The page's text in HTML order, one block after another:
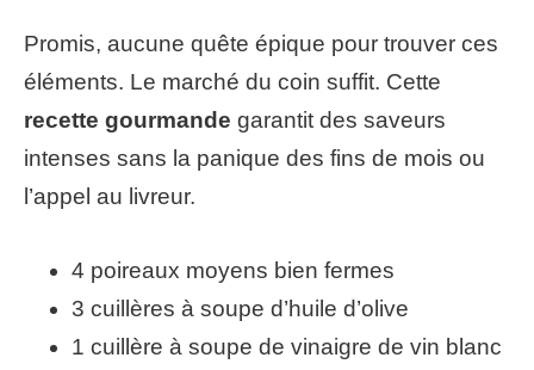
Promis, aucune quête épique pour trouver ces
éléments. Le marché du coin suffit. Cette
recette gourmande garantit des saveurs
intenses sans la panique des fins de mois ou
l’appel au livreur.
4 poireaux moyens bien fermes
3 cuillères à soupe d’huile d’olive
1 cuillère à soupe de vinaigre de vin blanc